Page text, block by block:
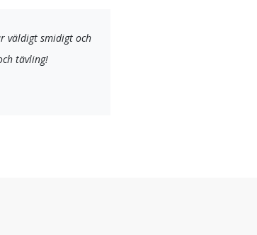
väldigt smidigt och
tävling!